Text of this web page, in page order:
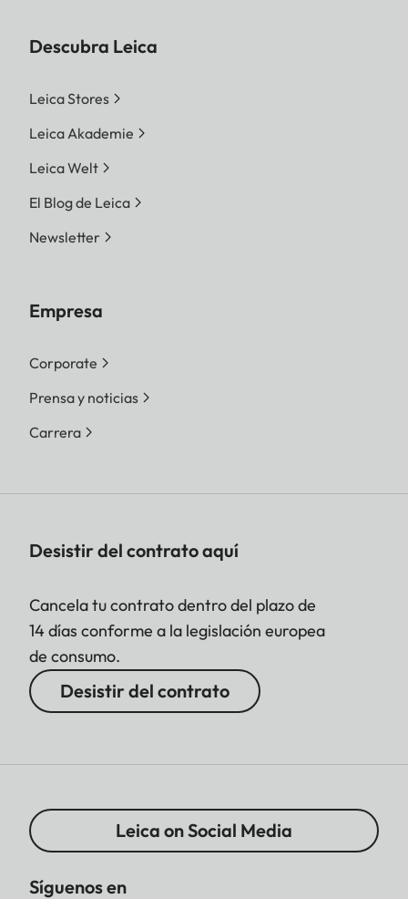
Descubra Leica
Leica Stores
Leica Akademie
Leica Welt
El Blog de Leica
Newsletter
Empresa
Corporate
Prensa y noticias
Carrera
Desistir del contrato aquí
Cancela tu contrato dentro del plazo de
14 días conforme a la legislación europea
de consumo.
Desistir del contrato
Leica on Social Media
Síguenos en